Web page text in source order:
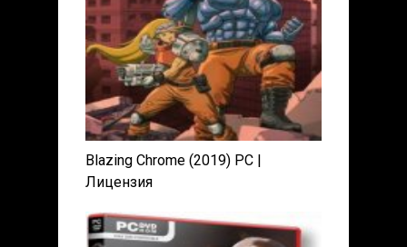
Blazing Chrome (2019) PC |
Лицензия